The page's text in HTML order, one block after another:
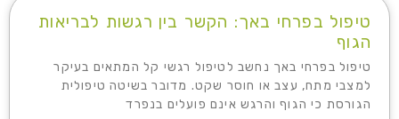
טיפול בפרחי באך: הקשר בין רגשות לבריאות
הגוף
טיפול בפרחי באך נחשב לטיפול רגשי קל המתאים בעיקר
למצבי מתח, עצב או חוסר שקט. מדובר בשיטה טיפולית
הגורסת כי הגוף והרגש אינם פועלים בנפרד